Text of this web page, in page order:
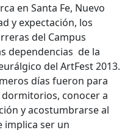
en Santa Fe, Nuevo
y expectación, los
del Campus
dependencias de la
del ArtFest 2013.
días fueron para
conocer a
y acostumbrarse al
implica ser un